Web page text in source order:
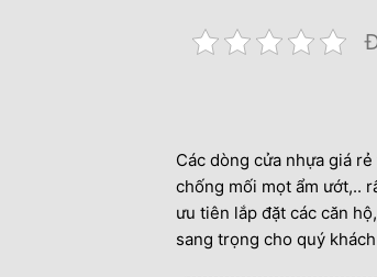
Các dòng cửa nhựa giá
chống mối mọt ẩm ướt,..
ưu tiên lắp đặt các căn
sang trọng cho quý